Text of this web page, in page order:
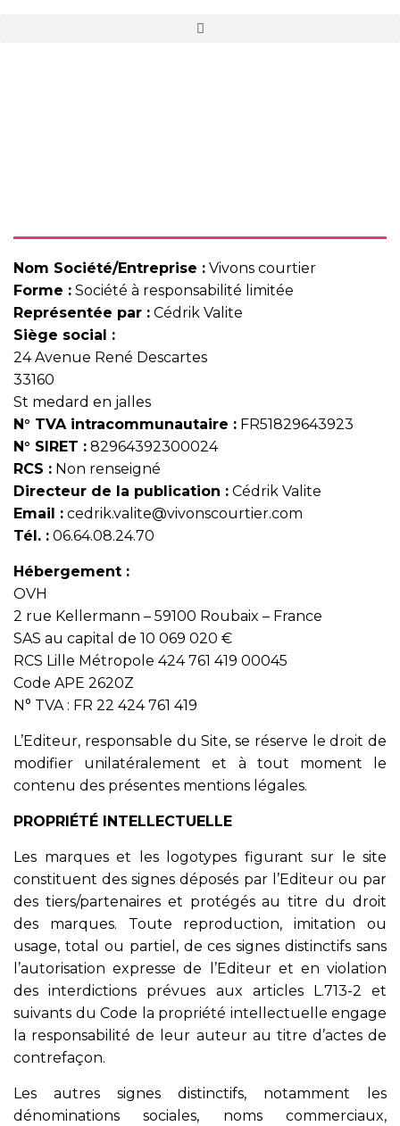
Nom Société/Entreprise : Vivons courtier
Forme : Société à responsabilité limitée
Représentée par : Cédrik Valite
Siège social :
24 Avenue René Descartes
33160
St medard en jalles
N° TVA intracommunautaire : FR51829643923
N° SIRET : 82964392300024
RCS : Non renseigné
Directeur de la publication : Cédrik Valite
Email : cedrik.valite@vivonscourtier.com
Tél. : 06.64.08.24.70
Hébergement :
OVH
2 rue Kellermann – 59100 Roubaix – France
SAS au capital de 10 069 020 €
RCS Lille Métropole 424 761 419 00045
Code APE 2620Z
N° TVA : FR 22 424 761 419
L’Editeur, responsable du Site, se réserve le droit de
modifier unilatéralement et à tout moment le
contenu des présentes mentions légales.
PROPRIÉTÉ INTELLECTUELLE
Les marques et les logotypes figurant sur le site
constituent des signes déposés par l’Editeur ou par
des tiers/partenaires et protégés au titre du droit
des marques. Toute reproduction, imitation ou
usage, total ou partiel, de ces signes distinctifs sans
l’autorisation expresse de l’Editeur et en violation
des interdictions prévues aux articles L.713-2 et
suivants du Code la propriété intellectuelle engage
la responsabilité de leur auteur au titre d’actes de
contrefaçon.
Les autres signes distinctifs, notamment les
dénominations sociales, noms commerciaux,